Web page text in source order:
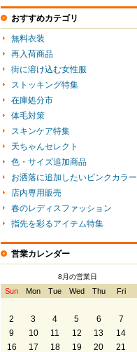
おすすめカテゴリ
無料衣装
再入荷商品
街に溶け込む女性服
ストッキング特集
在庫処分市
体毛対策
スキンケア特集
天ちゃんセレクト
色・サイズ追加商品
お洒落に追加したいピンクカラー
店内専用販売
春のレディスファッション
指先を彩るアイテム特集
営業カレンダー
8月の営業日
Sun Mon Tue Wed Thu Fri
2
3 4 5 6 7
9
10 11 12 13 14
16
17 18 19 20 21